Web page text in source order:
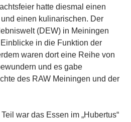
hatte diesmal einen
einen kulinarischen. Der
(DEW) in Meiningen
in die Funktion der
waren dort eine Reihe von
und es gabe
des RAW Meiningen und der
war das Essen im „Hubertus“